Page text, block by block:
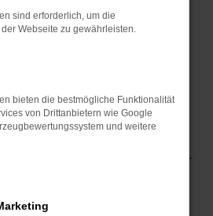
ist der Ateca die ideale
ein zuverlässiges und
möchte. Egal, ob für den
Fahrten – der Ateca
Fahrkomfort, innovative
in der Nähe von Stuhr steht
Auswahl an Neuwagen zur
umfassende
Fahrzeug finden.
sind erforderlich, um die
Webseite zu gewährleisten.
bieten die bestmögliche Funktionalität
von Drittanbietern wie Google
und weitere